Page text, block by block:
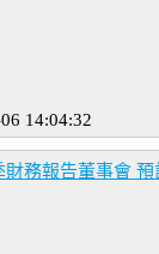
14:04:32
務報告董事會 預